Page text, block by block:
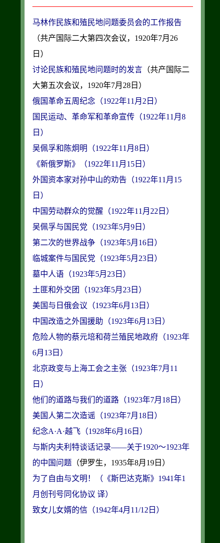
马林作民族和殖民地问题委员会的工作报告
（共产国际二大第四次会议，1920年7月26
讨论民族和殖民地问题时的发言（共产国际二
俄国革命五周纪念（1922年11月2日）
国民运动、革命军和革命宣传（1922年11月8
日）
吴佩孚和陈炯明（1922年11月8日）
《新俄罗斯》（1922年11月15日）
外国资本家对孙中山的劝告（1922年11月15
日）
中国劳动群众的觉醒（1922年11月22日）
吴佩孚与国民党（1923年5月9日）
第二次的世界战争（1923年5月16日）
临城案件与国民党（1923年5月23日）
墓中人语（1923年5月23日）
土匪和外交团（1923年5月23日）
美国与日俄会议（1923年6月13日）
中国改造之外国援助（1923年6月13日）
危险人物的蔡元培和荷兰殖民地政府（1923年
6月13日）
北京政变与上海工会之主张（1923年7月11
日）
他们的道路与我们的道路（1923年7月18日）
美国人第二次造谣（1923年7月18日）
纪念A·A·越飞（1928年6月16日）
与斯内夫利特谈话记录——关于1920～1923年
的中国问题
为了自由与文明！（《斯巴达克斯》1941年1
月创刊号同化协议 译）
致女儿女婿的信（1942年4月11/12日）